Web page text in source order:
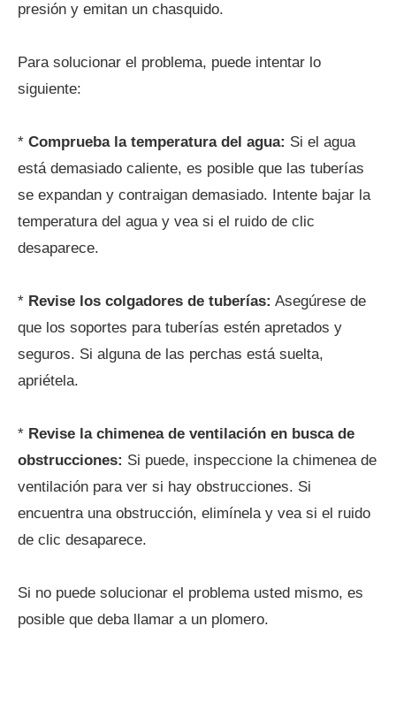
presión y emitan un chasquido.
Para solucionar el problema, puede intentar lo
siguiente:
* Comprueba la temperatura del agua: Si el agua
está demasiado caliente, es posible que las tuberías
se expandan y contraigan demasiado. Intente bajar la
temperatura del agua y vea si el ruido de clic
desaparece.
* Revise los colgadores de tuberías: Asegúrese de
que los soportes para tuberías estén apretados y
seguros. Si alguna de las perchas está suelta,
apriétela.
* Revise la chimenea de ventilación en busca de
obstrucciones: Si puede, inspeccione la chimenea de
ventilación para ver si hay obstrucciones. Si
encuentra una obstrucción, elimínela y vea si el ruido
de clic desaparece.
Si no puede solucionar el problema usted mismo, es
posible que deba llamar a un plomero.